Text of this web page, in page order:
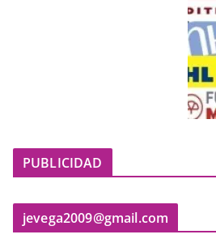
PUBLICIDAD
jevega2009@gmail.com